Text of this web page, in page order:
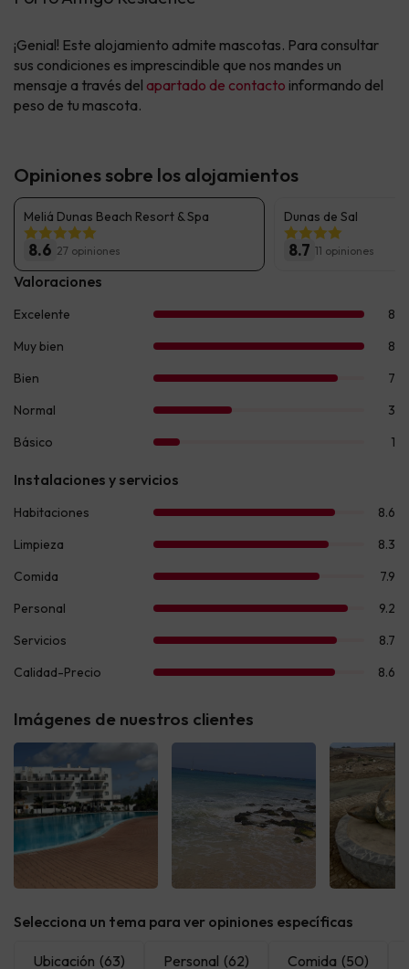
¡Genial! Este alojamiento admite mascotas. Para consultar
sus condiciones es imprescindible que nos mandes un
mensaje a través del apartado de contacto informando del
peso de tu mascota.
Opiniones sobre los alojamientos
Meliá Dunas Beach Resort & Spa
8.6 27 opiniones
Dunas de Sal
8.7 11 opiniones
Imágenes de nuestros clientes
Selecciona un tema para ver opiniones específicas
Ubicación (63) Personal (62) Comida (50)